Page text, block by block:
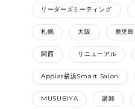
リーダーズミーティング
札幌 大阪 鹿児島
関西 リニューアル
Appias横浜Smart Salon
MUSUBIYA 講師